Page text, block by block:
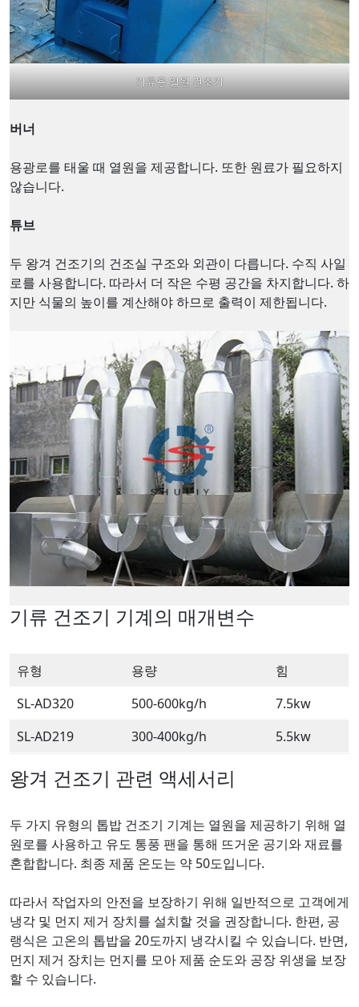
기류용 열원 건조기
버너
용광로를 태울 때 열원을 제공합니다. 또한 원료가 필요하지
않습니다.
튜브
두 왕겨 건조기의 건조실 구조와 외관이 다릅니다. 수직 사일
로를 사용합니다. 따라서 더 작은 수평 공간을 차지합니다. 하
지만 식물의 높이를 계산해야 하므로 출력이 제한됩니다.
기류 건조기 기계의 매개변수
유형 용량
힘
SL-AD320
500-600kg/h
7.5kw
SL-AD219
300-400kg/h 5.5kw
왕겨 건조기 관련 액세서리
두 가지 유형의 톱밥 건조기 기계는 열원을 제공하기 위해 열
원로를 사용하고 유도 통풍 팬을 통해 뜨거운 공기와 재료를
혼합합니다. 최종 제품 온도는 약 50도입니다.
따라서 작업자의 안전을 보장하기 위해 일반적으로 고객에게
냉각 및 먼지 제거 장치를 설치할 것을 권장합니다. 한편, 공
랭식은 고온의 톱밥을 20도까지 냉각시킬 수 있습니다. 반면,
먼지 제거 장치는 먼지를 모아 제품 순도와 공장 위생을 보장
할 수 있습니다.